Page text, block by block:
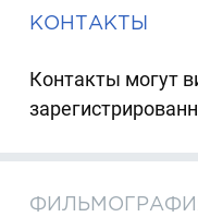
КОНТАКТЫ
Контакты могут